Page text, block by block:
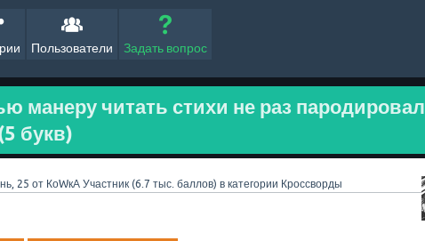
Пользователи Задать вопрос
манеру читать стихи не раз пародировал
букв)
25 от КоWкА Участник (6.7 тыс. баллов) в категории Кроссворды